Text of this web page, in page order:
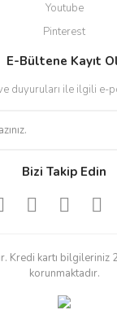
Youtube
Pinterest
E-Bültene Kayıt
duyuruları ile ilgili e-
Bizi Takip Edin
Kredi kartı bilgileriniz
korunmaktadır.